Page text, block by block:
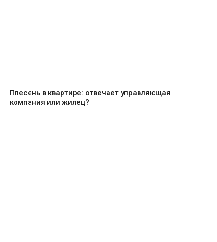
Плесень в квартире: отвечает управляющая
компания или жилец?